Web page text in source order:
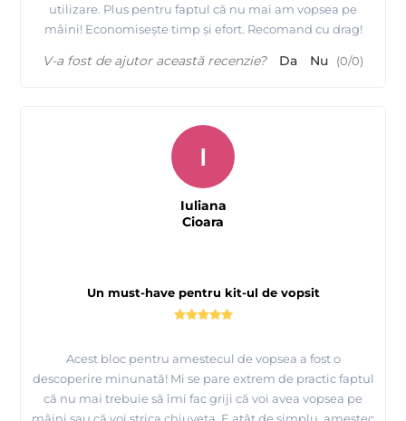
utilizare. Plus pentru faptul că nu mai am vopsea pe
mâini! Economisește timp și efort. Recomand cu drag!
V-a fost de ajutor această recenzie? Da Nu (0/0)
Un must-have pentru kit-ul de vopsit
Acest bloc pentru amestecul de vopsea a fost o
descoperire minunată! Mi se pare extrem de practic faptul
că nu mai trebuie să îmi fac griji că voi avea vopsea pe
mâini sau că voi strica chiuveta. E atât de simplu, amestec
I
Iuliana
Cioara